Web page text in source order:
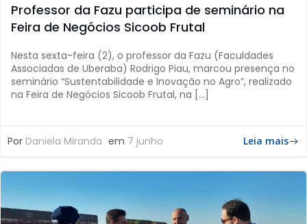
Professor da Fazu participa de seminário na
Feira de Negócios Sicoob Frutal
Nesta sexta-feira (2), o professor da Fazu (Faculdades
Associadas de Uberaba) Rodrigo Piau, marcou presença no
seminário “Sustentabilidade e Inovação no Agro”, realizado
na Feira de Negócios Sicoob Frutal, na […]
Por Daniela Miranda em 7 junho Leia mais